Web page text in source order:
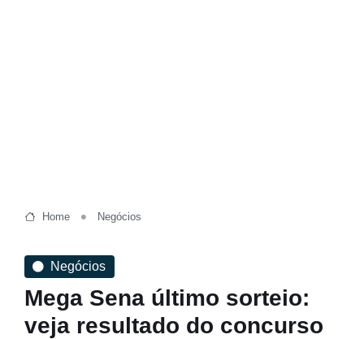
Home Negócios
Negócios
Mega Sena último sorteio:
veja resultado do concurso